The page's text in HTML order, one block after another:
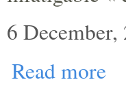
6 December,
Read more